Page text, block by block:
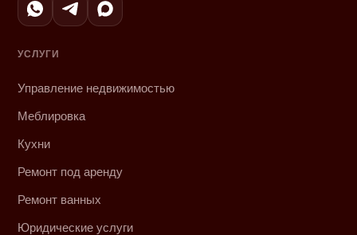
УСЛУГИ
Управление недвижимостью
Меблировка
Кухни
Ремонт под аренду
Ремонт ванных
Юридические услуги